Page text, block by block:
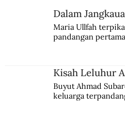
Pembantaian
Dalam
Maria Ullfah
pandangan
Kisah Leluhur
Buyut Ahmad
keluarga